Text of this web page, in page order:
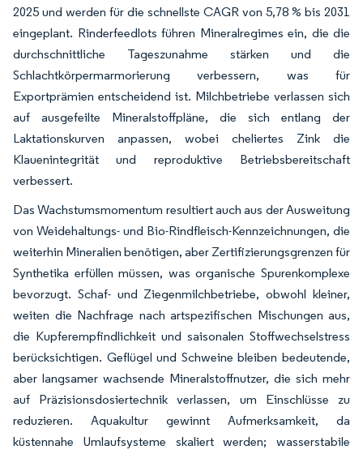
2025 und werden für die schnellste CAGR von 5,78 % bis 2031
eingeplant. Rinderfeedlots führen Mineralregimes ein, die die
durchschnittliche Tageszunahme stärken und die
Schlachtkörpermarmorierung verbessern, was für
Exportprämien entscheidend ist. Milchbetriebe verlassen sich
auf ausgefeilte Mineralstoffpläne, die sich entlang der
Laktationskurven anpassen, wobei cheliertes Zink die
Klauenintegrität und reproduktive Betriebsbereitschaft
verbessert.
Das Wachstumsmomentum resultiert auch aus der Ausweitung
von Weidehaltungs- und Bio-Rindfleisch-Kennzeichnungen, die
weiterhin Mineralien benötigen, aber Zertifizierungsgrenzen für
Synthetika erfüllen müssen, was organische Spurenkomplexe
bevorzugt. Schaf- und Ziegenmilchbetriebe, obwohl kleiner,
weiten die Nachfrage nach artspezifischen Mischungen aus,
die Kupferempfindlichkeit und saisonalen Stoffwechselstress
berücksichtigen. Geflügel und Schweine bleiben bedeutende,
aber langsamer wachsende Mineralstoffnutzer, die sich mehr
auf Präzisionsdosiertechnik verlassen, um Einschlüsse zu
reduzieren. Aquakultur gewinnt Aufmerksamkeit, da
küstennahe Umlaufsysteme skaliert werden; wasserstabile